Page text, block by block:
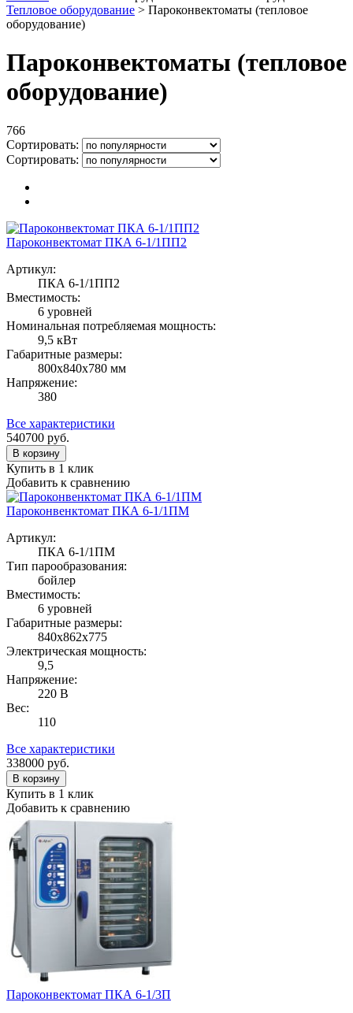
Тепловое оборудование > Пароконвектоматы (тепловое
оборудование)
Пароконвектоматы (тепловое
оборудование)
766
Сортировать:
Сортировать:
Пароконвектомат ПКА 6-1/1ПП2
Артикул:
ПКА 6-1/1ПП2
Вместимость:
6 уровней
Номинальная потребляемая мощность:
9,5 кВт
Габаритные размеры:
800х840х780 мм
Напряжение:
380
Все характеристики
540700 руб.
В корзину
Купить в 1 клик
Добавить к сравнению
Пароконвенктомат ПКА 6-1/1ПМ
Артикул:
ПКА 6-1/1ПМ
Тип парообразования:
бойлер
Вместимость:
6 уровней
Габаритные размеры:
840х862х775
Электрическая мощность:
9,5
Напряжение:
220 В
Вес:
110
Все характеристики
338000 руб.
В корзину
Купить в 1 клик
Добавить к сравнению
Пароконвектомат ПКА 6-1/3П